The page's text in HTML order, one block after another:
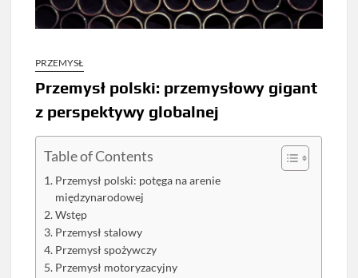
PRZEMYSŁ
Przemysł polski: przemysłowy gigant
z perspektywy globalnej
Table of Contents
Przemysł polski: potęga na arenie
międzynarodowej
Wstęp
Przemysł stalowy
Przemysł spożywczy
Przemysł motoryzacyjny